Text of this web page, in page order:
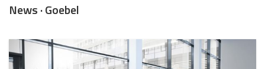
News · Goebel